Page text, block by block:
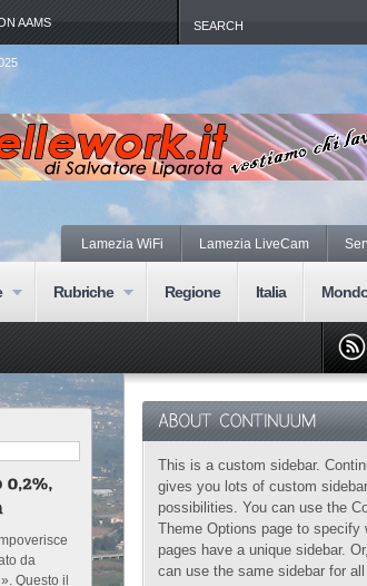
AAMS
Lamezia WiFi Lamezia LiveCam
Rubriche Regione Italia
da
Questo il
This is a custom sidebar.
gives you lots of custom sidebar
possibilities. You can use the
Theme Options page to specify
pages have a unique sidebar.
can use the same sidebar for